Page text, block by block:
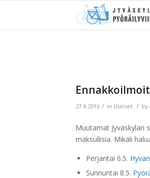
27.4.2016 / in Uutiset / by
Muutamat Jyväskylän
maksullisia. Mikäli
Perjantai 6.5.
Sunnuntai 8.5.